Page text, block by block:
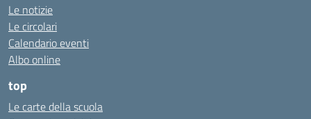
Le notizie
Le circolari
Calendario eventi
Albo online
top
Le carte della scuola